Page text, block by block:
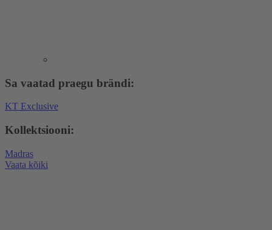
Sa vaatad praegu brändi:
KT Exclusive
Kollektsiooni:
Madras
Vaata kõiki